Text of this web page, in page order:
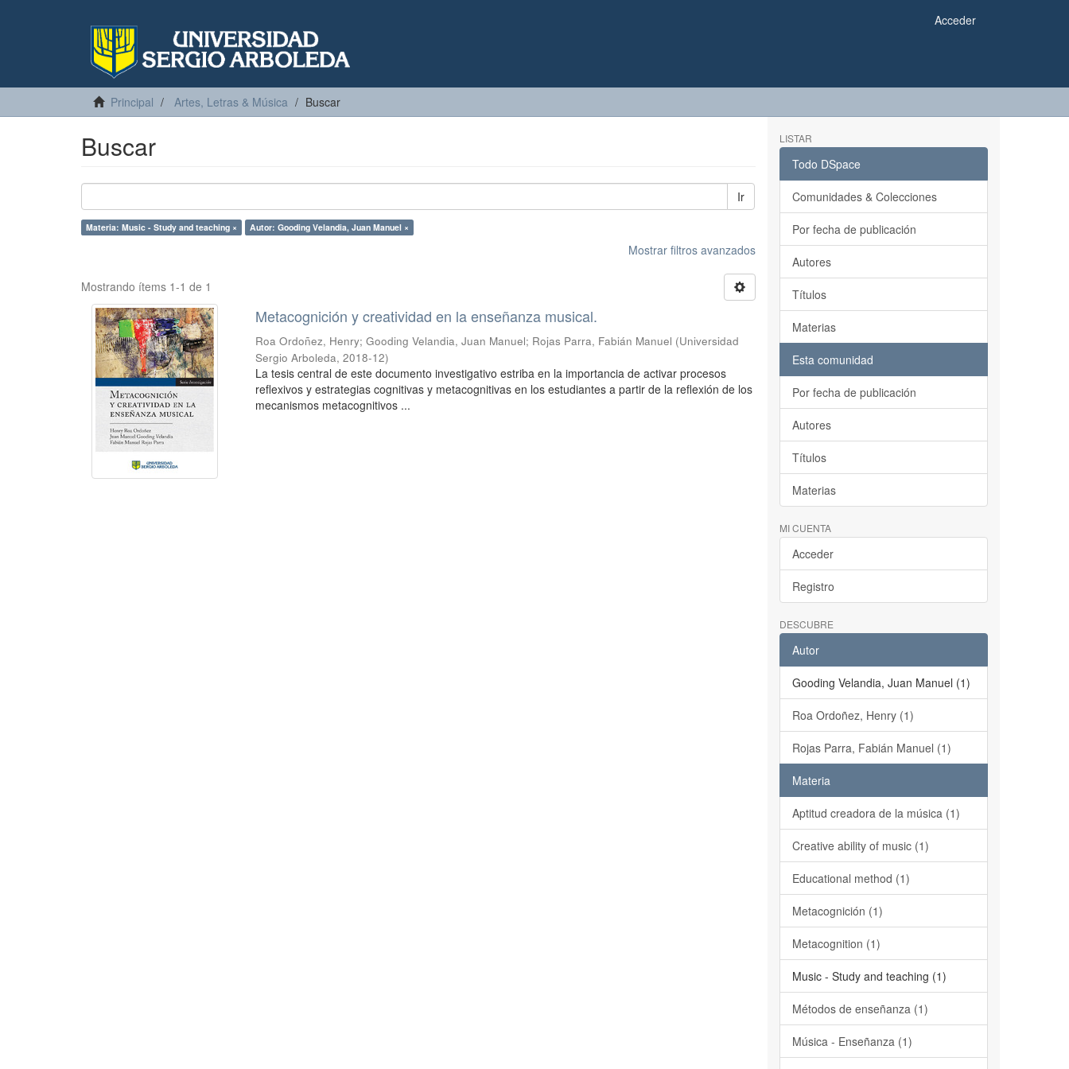
Acceder
Principal Artes, Letras & Música Buscar
Buscar
Ir
Materia: Music - Study and teaching × Autor: Gooding Velandia, Juan Manuel ×
Mostrar filtros avanzados
Mostrando ítems 1-1 de 1
Metacognición y creatividad en la enseñanza musical.
Roa Ordoñez, Henry;Gooding Velandia, Juan Manuel; Rojas Parra, Fabián Manuel (Universidad
Sergio Arboleda,2018-12)
La tesis central de este documento investigativo estriba en la importancia de activar procesos
reflexivos y estrategias cognitivas y metacognitivas en los estudiantes a partir de la reflexión de los
mecanismos metacognitivos ...
LISTAR
Todo DSpace
Comunidades & Colecciones
Por fecha de publicación
Autores
Títulos
Materias
Esta comunidad
Por fecha de publicación
Autores
Títulos
Materias
MI CUENTA
Acceder
Registro
DESCUBRE
Autor
Gooding Velandia, Juan Manuel (1)
Roa Ordoñez, Henry (1)
Rojas Parra, Fabián Manuel (1)
Materia
Aptitud creadora de la música (1)
Creative ability of music (1)
Educational method (1)
Metacognición (1)
Metacognition (1)
Music - Study and teaching (1)
Métodos de enseñanza (1)
Música - Enseñanza (1)